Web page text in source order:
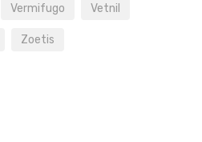
Vermifugo Vetnil
Zoetis